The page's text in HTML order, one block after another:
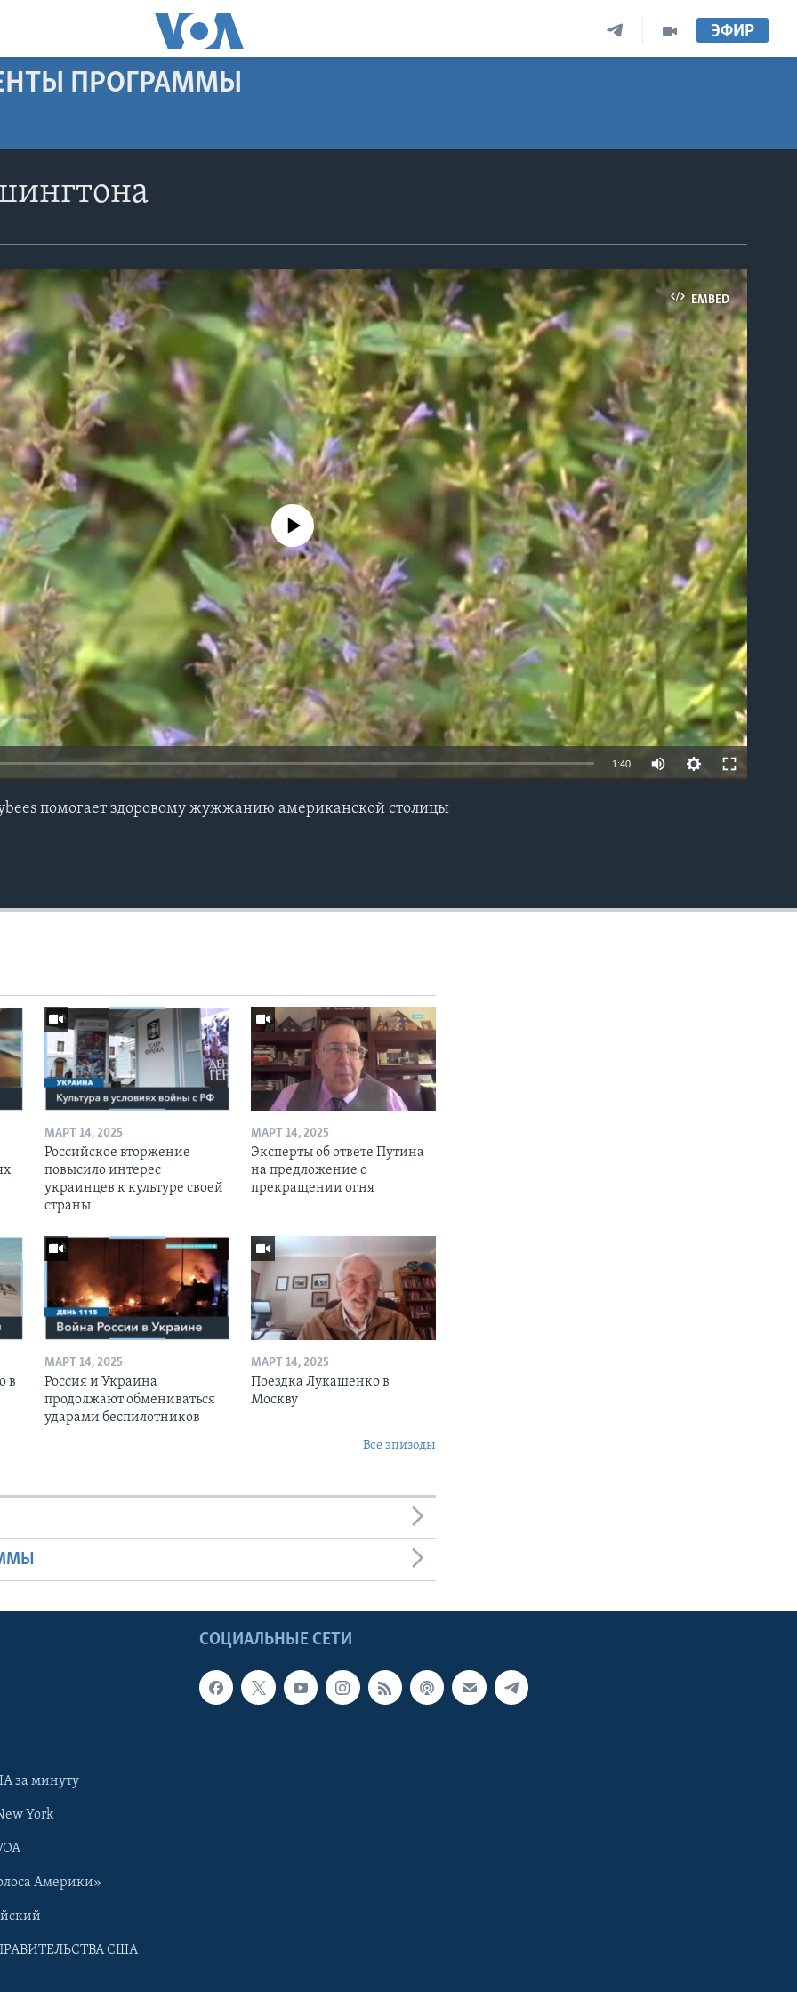
ЭФИР
ПРОГРАММЫ
EMBED
No media source currently available
1:40
помогает здоровому жужжанию американской столицы
МАРТ 14, 2025
Российское вторжение
повысило интерес
украинцев к культуре своей
страны
МАРТ 14, 2025
Эксперты об ответе Путина
на предложение о
прекращении огня
в
МАРТ 14, 2025
Россия и Украина
продолжают обмениваться
ударами беспилотников
МАРТ 14, 2025
Поездка Лукашенко в
Москву
Все эпизоды
СОЦИАЛЬНЫЕ СЕТИ
за минуту
York
Америки»
США